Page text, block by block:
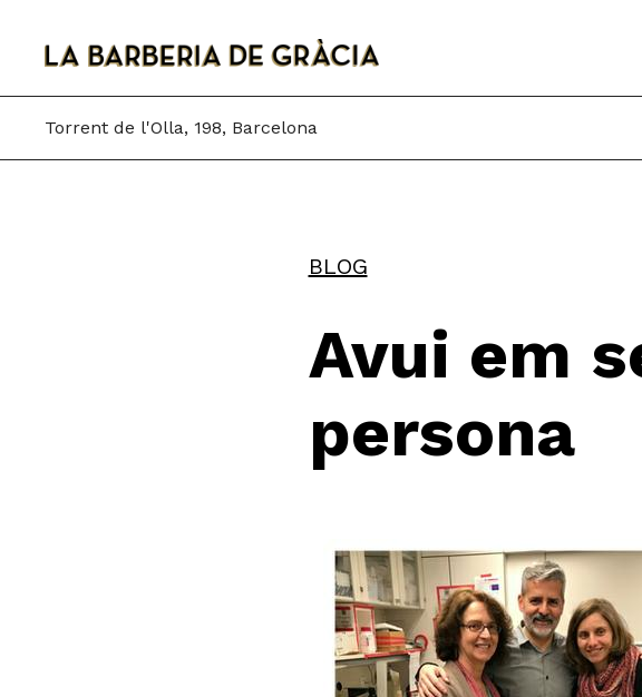
content
Torrent de l'Olla, 198, Barcelona
BLOG
Avui em
persona